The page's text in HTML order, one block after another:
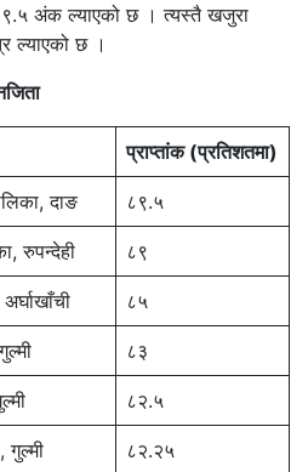
अंक ल्याएको छ । त्यस्तै खजुरा
ल्याएको छ ।
प्राप्तांक(प्रतिशतमा)
दाङ ८९.५
रुपन्देही ८९
८५
८३
८२.५
गुल्मी ८२.२५